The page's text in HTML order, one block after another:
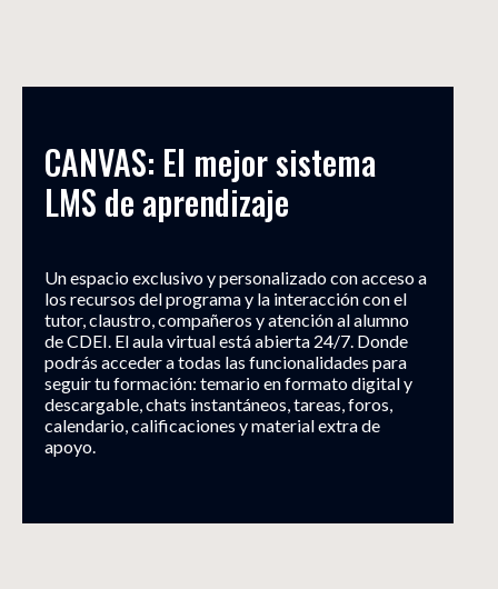
CANVAS: El mejor sistema
LMS de aprendizaje
Un espacio exclusivo y personalizado con acceso a
los recursos del programa y la interacción con el
tutor, claustro, compañeros y atención al alumno
de CDEI. El aula virtual está abierta 24/7. Donde
podrás acceder a todas las funcionalidades para
seguir tu formación: temario en formato digital y
descargable, chats instantáneos, tareas, foros,
calendario, calificaciones y material extra de
apoyo.